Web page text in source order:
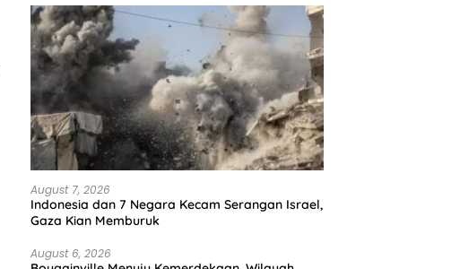
August 7, 2026
Indonesia dan 7 Negara Kecam Serangan Israel,
Gaza Kian Memburuk
August 6, 2026